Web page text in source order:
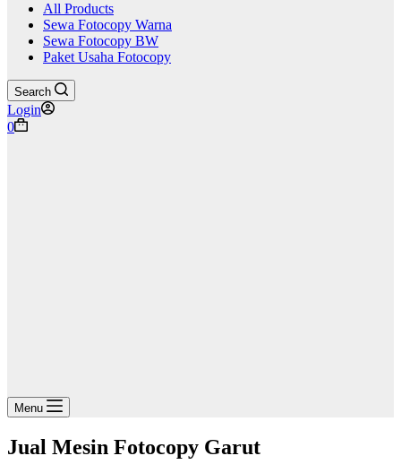
All Products
Sewa Fotocopy Warna
Sewa Fotocopy BW
Paket Usaha Fotocopy
Search
Login
Shopping
0
Menu
Jual Mesin Fotocopy Garut